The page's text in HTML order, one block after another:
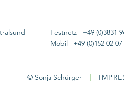
Festnetz +49 (0)3831
Mobil +49 (0)152 02 07
© Sonja Schürger |